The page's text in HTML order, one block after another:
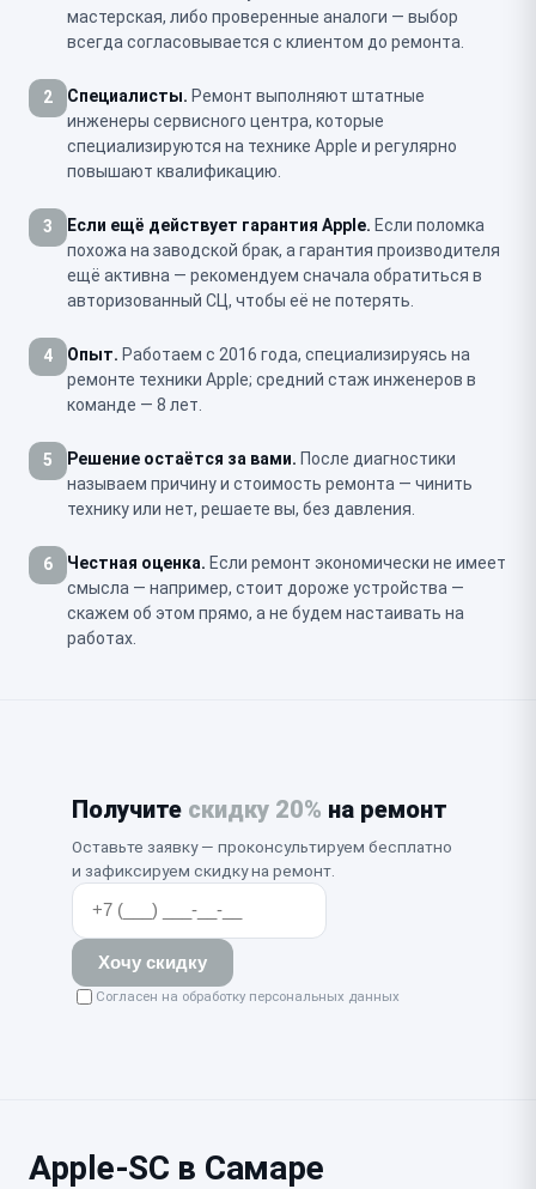
мастерская, либо проверенные аналоги — выбор
всегда согласовывается с клиентом до ремонта.
2 Специалисты. Ремонт выполняют штатные
инженеры сервисного центра, которые
специализируются на технике Apple и регулярно
повышают квалификацию.
3 Если ещё действует гарантия Apple. Если поломка
похожа на заводской брак, а гарантия производителя
ещё активна — рекомендуем сначала обратиться в
авторизованный СЦ, чтобы её не потерять.
4 Опыт. Работаем с 2016 года, специализируясь на
ремонте техники Apple; средний стаж инженеров в
команде — 8 лет.
5 Решение остаётся за вами. После диагностики
называем причину и стоимость ремонта — чинить
технику или нет, решаете вы, без давления.
6 Честная оценка. Если ремонт экономически не имеет
смысла — например, стоит дороже устройства —
скажем об этом прямо, а не будем настаивать на
работах.
Получите скидку 20% на ремонт
Оставьте заявку — проконсультируем бесплатно
и зафиксируем скидку на ремонт.
Хочу скидку
Согласен на обработку персональных данных
Apple-SC в Самаре